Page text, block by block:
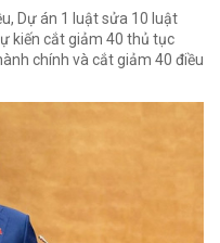
Dự án 1 luật sửa 10 luật
kiến cắt giảm 40 thủ tục
chính và cắt giảm 40 điều